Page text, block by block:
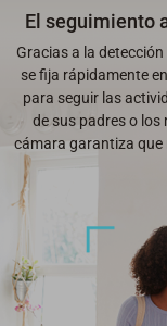
El seguimiento
Gracias a la
se fija rápidamente
para seguir las
de sus padres o los
cámara garantiza que